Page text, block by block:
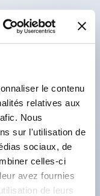
le contenu
relatives aux
Nous
sur l'utilisation de
sociaux, de
celles-ci
avez fournies
de leurs
2 contacts,
contacts
de contact à
:
intégrée,
IP20.